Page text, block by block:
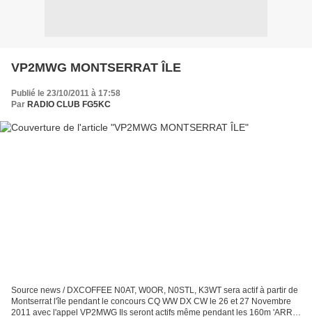
VP2MWG MONTSERRAT ÎLE
Publié le 23/10/2011 à 17:58
Par RADIO CLUB FG5KC
Source news / DXCOFFEE N0AT, W0OR, N0STL, K3WT sera actif à partir de
Montserrat l'île pendant le concours CQ WW DX CW le 26 et 27 Novembre
2011 avec l'appel VP2MWG Ils seront actifs même pendant les 160m 'ARRL